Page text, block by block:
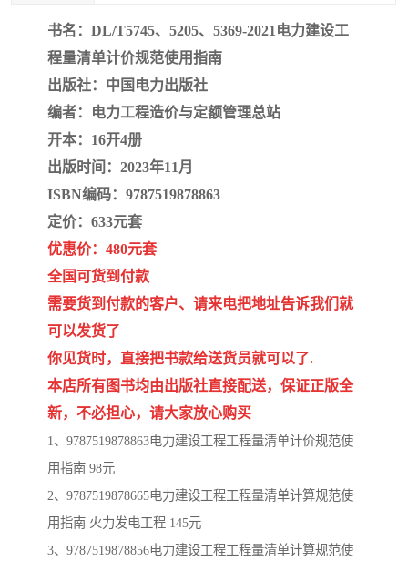
书名：DL/T5745、5205、5369-2021电力建设工
程量清单计价规范使用指南
出版社：中国电力出版社
编者：电力工程造价与定额管理总站
开本：16开4册
出版时间：2023年11月
ISBN编码：9787519878863
定价：633元套
优惠价：480元套
全国可货到付款
需要货到付款的客户、请来电把地址告诉我们就
可以发货了
你见货时，直接把书款给送货员就可以了.
本店所有图书均由出版社直接配送，保证正版全
新，不必担心，请大家放心购买
1、9787519878863电力建设工程工程量清单计价规范使
用指南 98元
2、9787519878665电力建设工程工程量清单计算规范使
用指南 火力发电工程 145元
3、9787519878856电力建设工程工程量清单计算规范使
锅炉及压力容器规范国际
性规范ASME
湖北省建设工程预算定额
甘肃省建设工程预算定额
内蒙古建设工程预算定额
陕西建设工程消耗量定额
贵州水利水电定额
青海省建筑工程消耗量定
20kv及以下配电网工程定 地质灾害治理工程质量检
验评定标准
广西建筑安装工程预算定 内河沿海港口疏浚定额
黑龙江建设工程计价定额
依据
海南省建设工程预算定额 浙江省建设工程预算定额
电力工程预算概算定额 重庆市建设工程计价定额